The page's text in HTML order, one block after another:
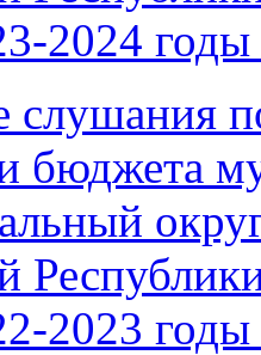
2024 годы
слушания
бюджета
2023